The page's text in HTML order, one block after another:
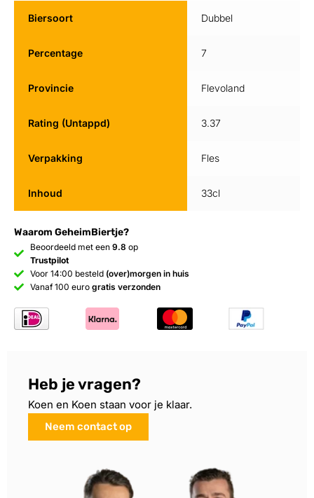
Waarom GeheimBiertje?
Beoordeeld met een 9.8 op
Trustpilot
Voor 14:00 besteld (over)morgen in huis
Vanaf 100 euro gratis verzonden
Biersoort Dubbel
Percentage 7
Provincie Flevoland
Rating (Untappd) 3.37
Verpakking Fles
Inhoud 33cl
Heb je vragen?
Koen en Koen staan voor je klaar.
Neem contact op